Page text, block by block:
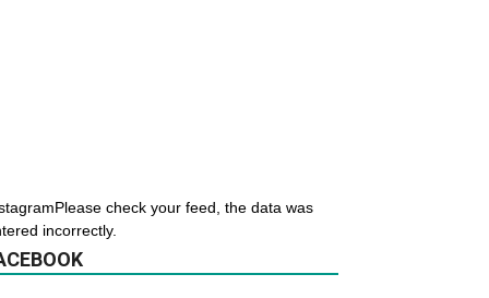
check your feed, the data was
incorrectly.